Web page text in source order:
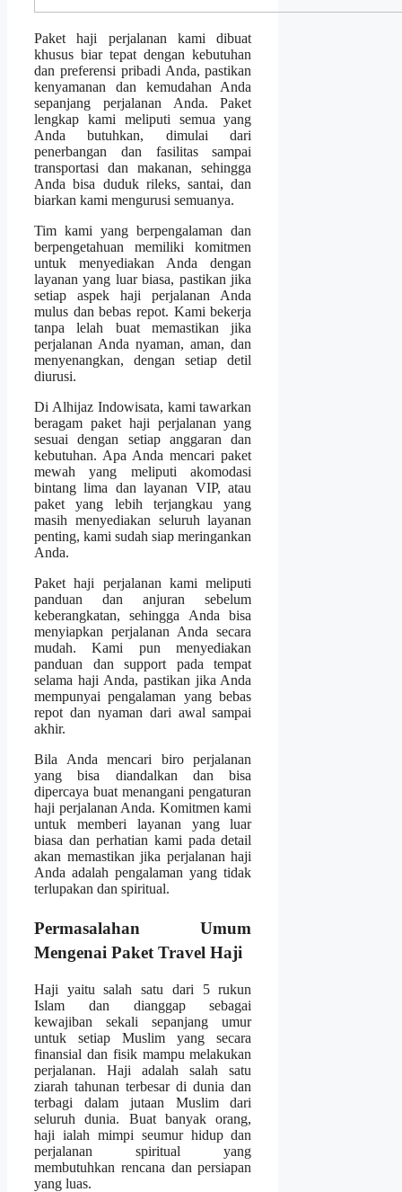
Paket haji perjalanan kami dibuat
khusus biar tepat dengan kebutuhan
dan preferensi pribadi Anda, pastikan
kenyamanan dan kemudahan Anda
sepanjang perjalanan Anda. Paket
lengkap kami meliputi semua yang
Anda butuhkan, dimulai dari
penerbangan dan fasilitas sampai
transportasi dan makanan, sehingga
Anda bisa duduk rileks, santai, dan
biarkan kami mengurusi semuanya.
Tim kami yang berpengalaman dan
berpengetahuan memiliki komitmen
untuk menyediakan Anda dengan
layanan yang luar biasa, pastikan jika
setiap aspek haji perjalanan Anda
mulus dan bebas repot. Kami bekerja
tanpa lelah buat memastikan jika
perjalanan Anda nyaman, aman, dan
menyenangkan, dengan setiap detil
diurusi.
Di Alhijaz Indowisata, kami tawarkan
beragam paket haji perjalanan yang
sesuai dengan setiap anggaran dan
kebutuhan. Apa Anda mencari paket
mewah yang meliputi akomodasi
bintang lima dan layanan VIP, atau
paket yang lebih terjangkau yang
masih menyediakan seluruh layanan
penting, kami sudah siap meringankan
Anda.
Paket haji perjalanan kami meliputi
panduan dan anjuran sebelum
keberangkatan, sehingga Anda bisa
menyiapkan perjalanan Anda secara
mudah. Kami pun menyediakan
panduan dan support pada tempat
selama haji Anda, pastikan jika Anda
mempunyai pengalaman yang bebas
repot dan nyaman dari awal sampai
akhir.
Bila Anda mencari biro perjalanan
yang bisa diandalkan dan bisa
dipercaya buat menangani pengaturan
haji perjalanan Anda. Komitmen kami
untuk memberi layanan yang luar
biasa dan perhatian kami pada detail
akan memastikan jika perjalanan haji
Anda adalah pengalaman yang tidak
terlupakan dan spiritual.
Permasalahan Umum
Mengenai Paket Travel Haji
Haji yaitu salah satu dari 5 rukun
Islam dan dianggap sebagai
kewajiban sekali sepanjang umur
untuk setiap Muslim yang secara
finansial dan fisik mampu melakukan
perjalanan. Haji adalah salah satu
ziarah tahunan terbesar di dunia dan
terbagi dalam jutaan Muslim dari
seluruh dunia. Buat banyak orang,
haji ialah mimpi seumur hidup dan
perjalanan spiritual yang
membutuhkan rencana dan persiapan
yang luas.